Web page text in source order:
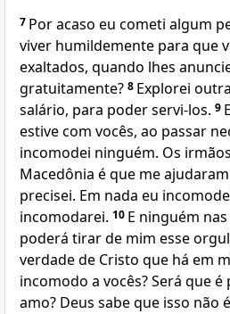
7 Por acaso eu cometi algum
viver humildemente para que
exaltados, quando lhes
gratuitamente? 8 Explorei
salário, para poder servi-los. 9
estive com vocês, ao passar
incomodei ninguém. Os
Macedônia é que me
precisei. Em nada eu
incomodarei. 10 E ninguém
poderá tirar de mim esse
verdade de Cristo que há em
incomodo a vocês? Será que
amo? Deus sabe que isso não